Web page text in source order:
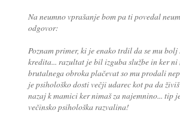
Na neumno vprašanje bom pa ti povedal
odgovor:
Poznam primer, ki je enako trdil da se mu bolj
kredita... razultat je bil izguba službe in ker
brutalnega obroka plačevat so mu prodali
je psihološko dosti večji udarec kot pa da
nazaj k mamici ker nimaš za najemnino... tip
večinsko psihološka razvalina!